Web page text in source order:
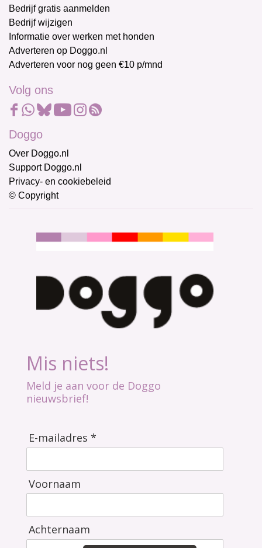
Bedrijf gratis aanmelden
Bedrijf wijzigen
Informatie over werken met honden
Adverteren op Doggo.nl
Adverteren voor nog geen €10 p/mnd
Volg ons
Doggo
Over Doggo.nl
Support Doggo.nl
Privacy- en cookiebeleid
© Copyright
Mis niets!
Meld je aan voor de Doggo
nieuwsbrief!
E-mailadres *
Voornaam
Achternaam